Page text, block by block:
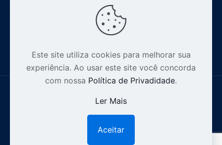
Todos os direitos reservados |Política de Privacidade.
Este site utiliza cookies para melhorar sua
experiência. Ao usar este site você concorda
com nossa Política de Privadidade.
Ler Mais
Aceitar